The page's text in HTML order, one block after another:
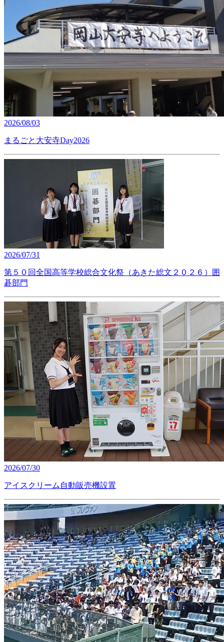
2026/08/03
まるごと大安寺Day2026
2026/07/31
第５０回全国高等学校総合文化祭（あきた総文２０２６）囲
碁部門
2026/07/30
アイスクリーム自動販売機設置